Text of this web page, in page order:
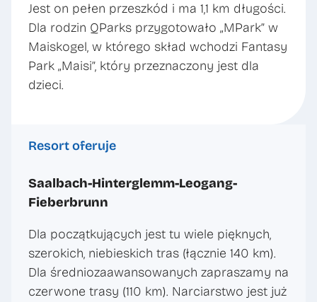
Jest on pełen przeszkód i ma 1,1 km długości.
Dla rodzin QParks przygotowało „MPark” w
Maiskogel, w którego skład wchodzi Fantasy
Park „Maisi”, który przeznaczony jest dla
dzieci.
Resort oferuje
Saalbach-Hinterglemm-Leogang-
Fieberbrunn
Dla początkujących jest tu wiele pięknych,
szerokich, niebieskich tras (łącznie 140 km).
Dla średniozaawansowanych zapraszamy na
czerwone trasy (110 km). Narciarstwo jest już